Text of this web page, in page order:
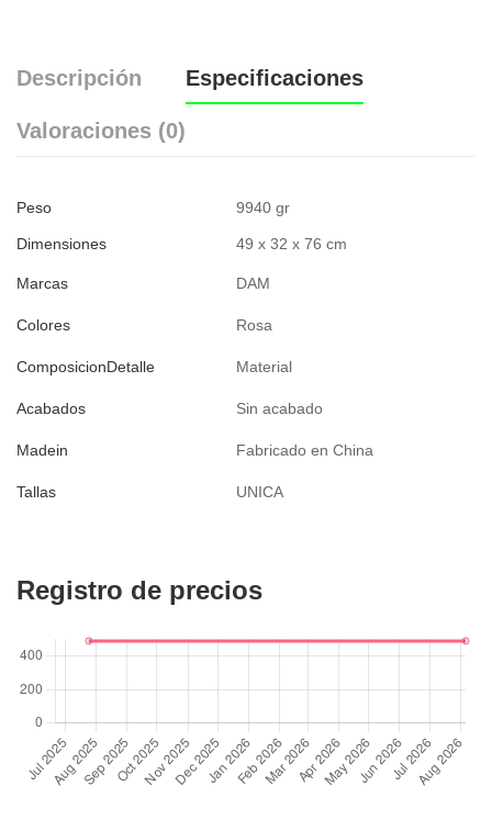
Descripción Especificaciones
Valoraciones (0)
Peso 9940 gr
Dimensiones 49 x 32 x 76 cm
Marcas DAM
Colores Rosa
ComposicionDetalle Material
Acabados Sin acabado
Madein Fabricado en China
Tallas UNICA
Registro de precios